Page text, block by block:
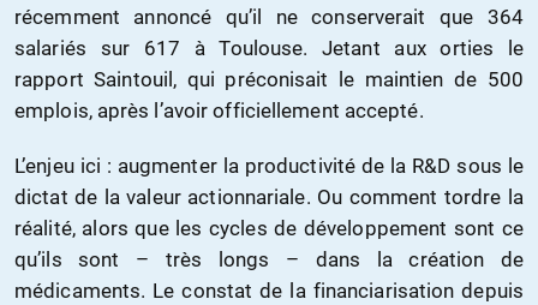
récemment annoncé qu’il ne conserverait que 364
salariés sur 617 à Toulouse. Jetant aux orties le
rapport Saintouil, qui préconisait le maintien de 500
emplois, après l’avoir officiellement accepté.
L’enjeu ici : augmenter la productivité de la R&D sous le
dictat de la valeur actionnariale. Ou comment tordre la
réalité, alors que les cycles de développement sont ce
qu’ils sont – très longs – dans la création de
médicaments. Le constat de la financiarisation depuis